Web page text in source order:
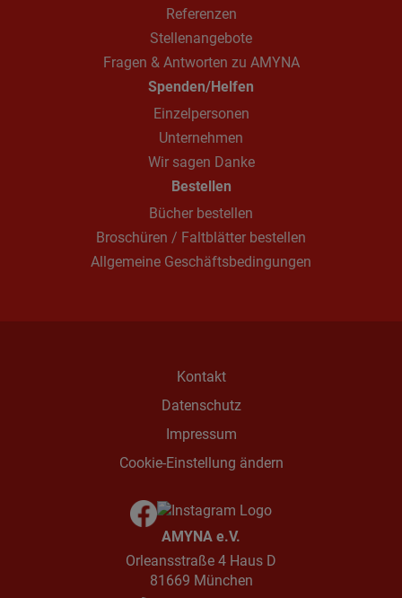
Referenzen
Stellenangebote
Fragen & Antworten zu AMYNA
Spenden/Helfen
Einzelpersonen
Unternehmen
Wir sagen Danke
Bestellen
Bücher bestellen
Broschüren / Faltblätter bestellen
Allgemeine Geschäftsbedingungen
AMYNA e.V.
Orleansstraße 4 Haus D
81669 München
Kontakt
Datenschutz
Impressum
Cookie-Einstellung ändern